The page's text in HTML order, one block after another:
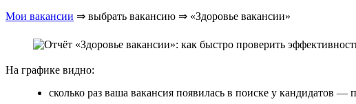
Мои вакансии ⇒ выбрать вакансию ⇒ «Здоровье вакансии»
На графике видно:
сколько раз ваша вакансия появилась в поиске у кандидатов